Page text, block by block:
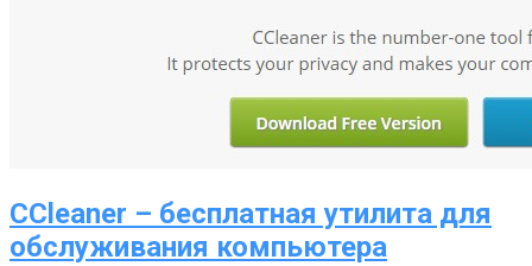
CCleaner – бесплатная утилита для
обслуживания компьютера